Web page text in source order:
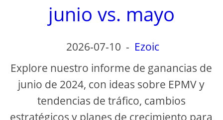
junio vs. mayo
2026-07-10 - Ezoic
Explore nuestro informe de ganancias de
junio de 2024, con ideas sobre EPMV y
tendencias de tráfico, cambios
estratégicos y planes de crecimiento para